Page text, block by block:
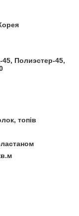
Полиэстер-45,
топів